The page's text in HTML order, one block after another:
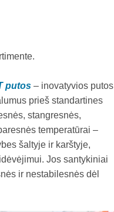
putos– inovatyvios putos
prieš standartines
stangresnės,
temperatūrai –
šaltyje ir karštyje,
Jos santykiniai
ir nestabilesnės dėl